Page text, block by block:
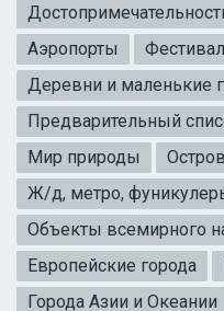
Аэропорты
Деревни и маленькие
Предварительный
Мир природы
Ж/д, метро,
Объекты всемирного
Европейские города
Города Азии и Океании